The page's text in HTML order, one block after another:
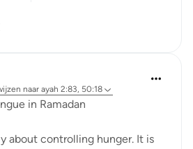
naar ayah 2:83, 50:18
in Ramadan
about controlling hunger. It is